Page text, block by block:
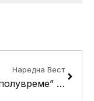
Наредна Вест
“Трето полувреме” емитуван пред публиката на “Три круши”